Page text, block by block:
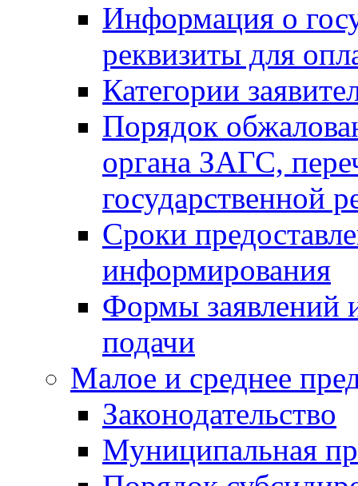
Информация о
реквизиты для
Категории
Порядок
органа ЗАГС,
государственной
Сроки
информирования
Формы заявлений
подачи
Малое и среднее
Законодательство
Муниципальная